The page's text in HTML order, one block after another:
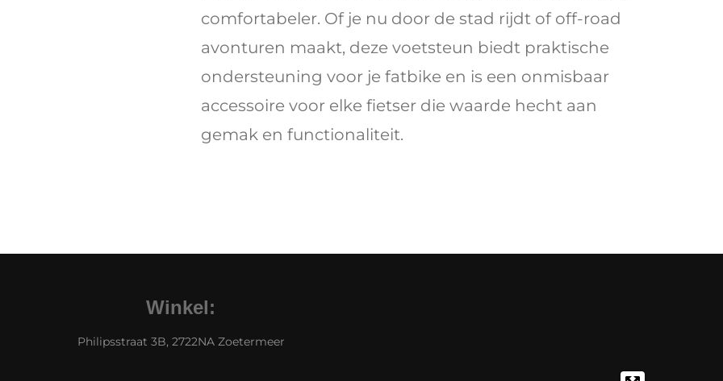
comfortabeler. Of je nu door de stad rijdt of off-road
avonturen maakt, deze voetsteun biedt praktische
ondersteuning voor je fatbike en is een onmisbaar
accessoire voor elke fietser die waarde hecht aan
gemak en functionaliteit.
Winkel:
Philipsstraat 3B, 2722NA Zoetermeer